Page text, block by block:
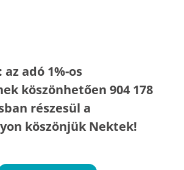
adó 1%-os
köszönhetően 904 178
részesül a
köszönjük Nektek!